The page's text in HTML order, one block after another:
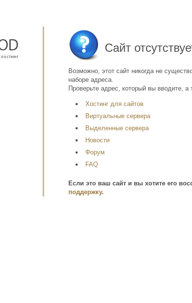
Сайт
Возможно, этот сайт никогда не
наборе адреса.
Проверьте адрес, который вы вводите, а
Хостинг для сайтов
Виртуальные сервера
Выделенные сервера
Новости
Форум
FAQ
Если это ваш сайт и вы хотите его
поддержку.